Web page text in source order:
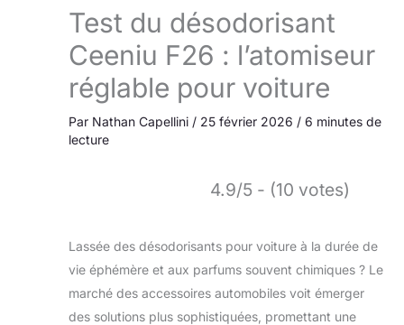
Test du désodorisant
Ceeniu F26 : l’atomiseur
réglable pour voiture
Par Nathan Capellini / 25 février 2026 / 6 minutes de
lecture
4.9/5 - (10 votes)
Lassée des désodorisants pour voiture à la durée de
vie éphémère et aux parfums souvent chimiques ? Le
marché des accessoires automobiles voit émerger
des solutions plus sophistiquées, promettant une